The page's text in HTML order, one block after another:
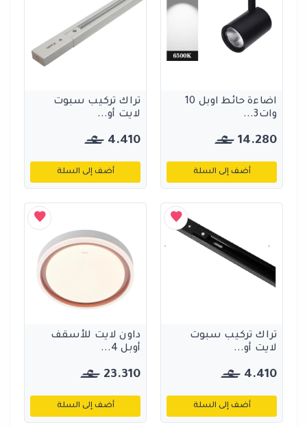
اضاءة حائط اوبل 10
وات3...
14.280
أضف إلى السلة
تراك تركيب سبوت
لايت أو...
4.410
أضف إلى السلة
تراك تركيب سبوت
لايت أو...
4.410
أضف إلى السلة
داون لايت للأسقف
أوبل 4...
23.310
أضف إلى السلة